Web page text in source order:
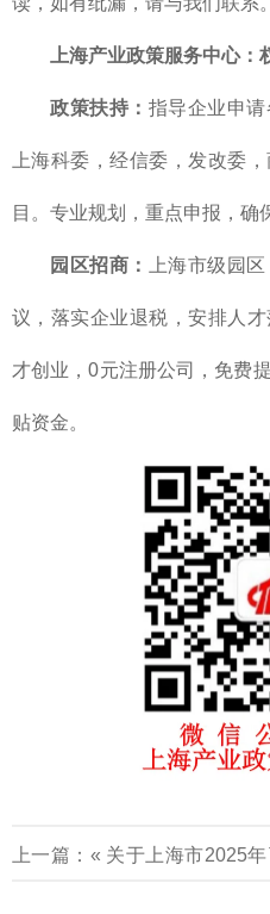
上海产业政策服务中心：
政策扶持： 指导企业申
上海科委，经信委，发改委
目。专业规划，重点申报，确
园区招商： 上海市级园
议，落实企业退税，安排人
才创业，0元注册公司，免费
贴资金。
上一篇：« 关于上海市2025年